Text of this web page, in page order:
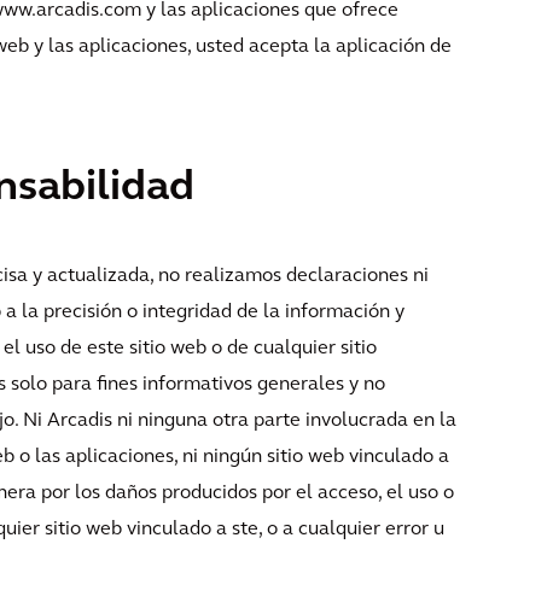
y las aplicaciones que ofrece
y las aplicaciones, usted acepta la aplicación de
y actualizada, no realizamos declaraciones ni
la precisión o integridad de la información y
uso de este sitio web o de cualquier sitio
para fines informativos generales y no
Ni Arcadis ni ninguna otra parte involucrada en la
o las aplicaciones, ni ningún sitio web vinculado a
por los daños producidos por el acceso, el uso o
sitio web vinculado a ste, o a cualquier error u